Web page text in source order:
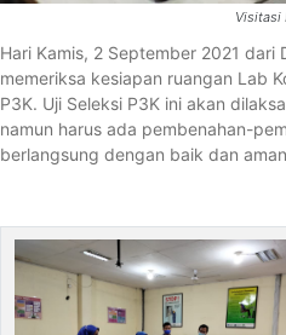
Visitasi
Hari Kamis, 2 September 2021 dari
memeriksa kesiapan ruangan Lab
P3K. Uji Seleksi P3K ini akan
namun harus ada pembenahan-
berlangsung dengan baik dan